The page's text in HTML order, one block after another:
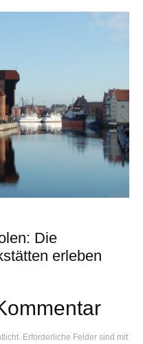
Die
erleben
Erforderliche Felder sind mit